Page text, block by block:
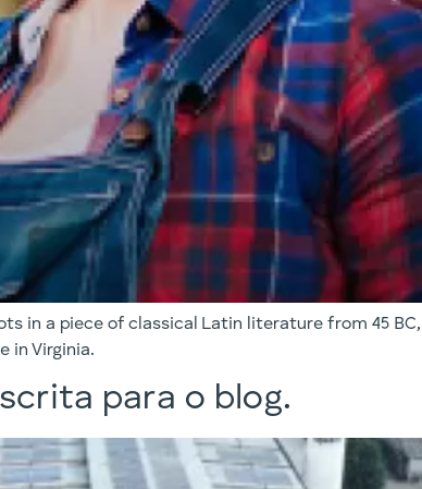
in a piece of classical Latin literature from 45
in Virginia.
para o blog.